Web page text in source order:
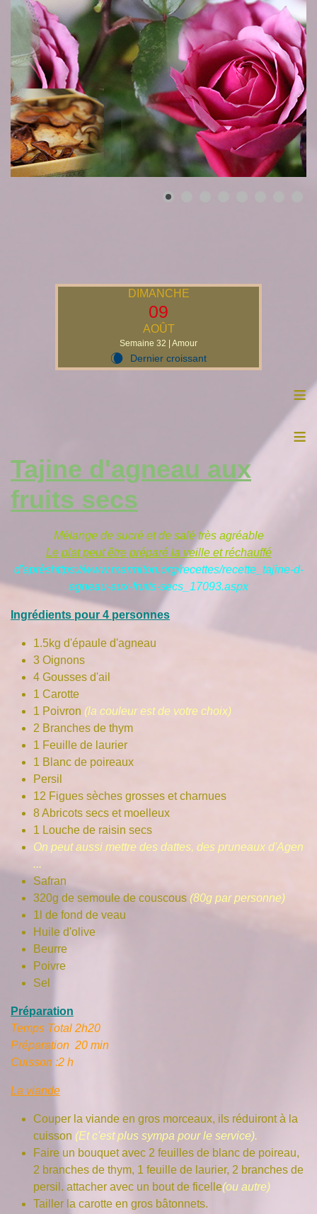
DIMANCHE
09
AOÛT
Semaine 32 | Amour
W Dernier croissant
≡
≡
Tajine d'agneau aux
fruits secs
Mélange de sucré et de salé très agréable
Le plat peut être préparé la veille et réchauffé
d'aprèshttps://www.marmiton.org/recettes/recette_tajine-d-
agneau-aux-fruits-secs_17093.aspx
Ingrédients pour 4 personnes
1.5kg d'épaule d'agneau
3 Oignons
4 Gousses d'ail
1 Carotte
1 Poivron (la couleur est de votre choix)
2 Branches de thym
1 Feuille de laurier
1 Blanc de poireaux
Persil
12 Figues sèches grosses et charnues
8 Abricots secs et moelleux
1 Louche de raisin secs
On peut aussi mettre des dattes, des pruneaux d'Agen
...
Safran
320g de semoule de couscous (80g par personne)
1l de fond de veau
Huile d'olive
Beurre
Poivre
Sel
Préparation
Temps Total 2h20
Préparation 20 min
Cuisson :2 h
La viande
Couper la viande en gros morceaux, ils réduiront à la
cuisson (Et c'est plus sympa pour le service).
Faire un bouquet avec 2 feuilles de blanc de poireau,
2 branches de thym, 1 feuille de laurier, 2 branches de
persil. attacher avec un bout de ficelle(ou autre)
Tailler la carotte en gros bâtonnets.